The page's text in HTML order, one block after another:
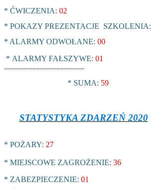
* ĆWICZENIA: 02
* POKAZY PREZENTACJE SZKOLENIA:
* ALARMY ODWOŁANE: 00
* ALARMY FAŁSZYWE: 01
,,,,,,,,,,,,,,,,,,,,,,,,,,,,,,,,,,,,,,,,,,,,,,,,,,,,,,
* SUMA: 59
STATYSTYKA ZDARZEŃ 2020
* POŻARY: 27
* MIEJSCOWE ZAGROŻENIE: 36
* ZABEZPIECZENIE: 01